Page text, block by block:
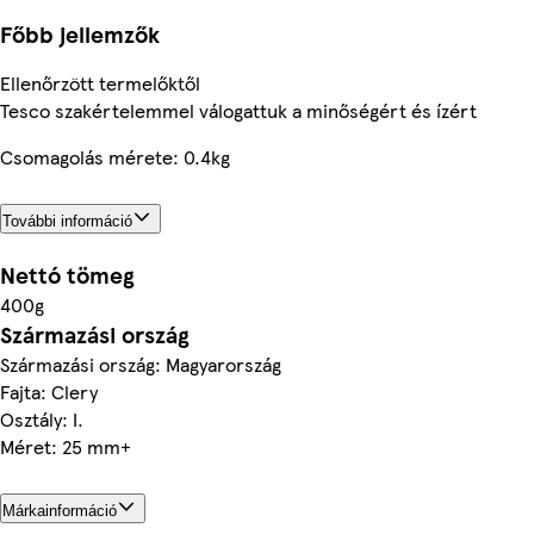
Főbb jellemzők
Ellenőrzött termelőktől
Tesco szakértelemmel válogattuk a minőségért és ízért
Csomagolás mérete: 0.4kg
További információ
Nettó tömeg
400g
Származási ország
Származási ország: Magyarország
Fajta: Clery
Osztály: I.
Méret: 25 mm+
Márkainformáció